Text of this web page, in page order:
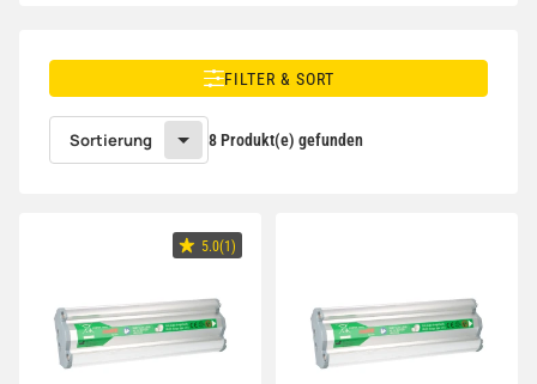
FILTER & SORT
Sortierung 8 Produkt(e) gefunden
5.0(1)